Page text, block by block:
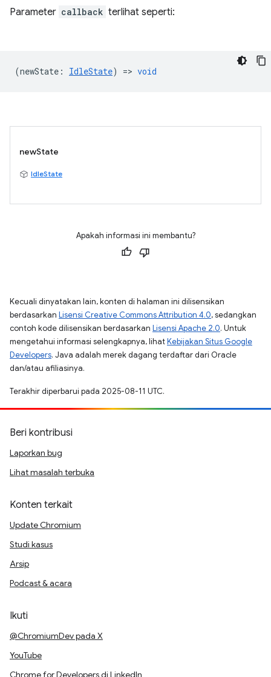
Parameter callback terlihat seperti:
(newState : IdleState) => void
newState
IdleState
Apakah informasi ini membantu?
Kecuali dinyatakan lain, konten di halaman ini dilisensikan
berdasarkan Lisensi Creative Commons Attribution 4.0, sedangkan
contoh kode dilisensikan berdasarkan Lisensi Apache 2.0. Untuk
mengetahui informasi selengkapnya, lihatKebijakan Situs Google
Developers. Java adalah merek dagang terdaftar dari Oracle
dan/atau afiliasinya.
Terakhir diperbarui pada 2025-08-11 UTC.
Beri kontribusi
Laporkan bug
Lihat masalah terbuka
Konten terkait
Update Chromium
Studi kasus
Arsip
Podcast & acara
Ikuti
@ChromiumDev pada X
YouTube
Chrome for Developers di LinkedIn